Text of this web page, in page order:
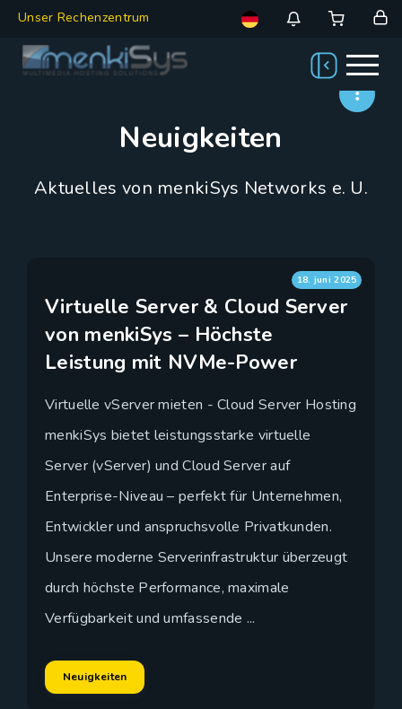
Unser Rechenzentrum
Neuigkeiten
Aktuelles von menkiSys Networks e. U.
18. juni 2025
Virtuelle Server & Cloud Server
von menkiSys – Höchste
Leistung mit NVMe-Power
Virtuelle vServer mieten - Cloud Server Hosting
menkiSys bietet leistungsstarke virtuelle
Server (vServer) und Cloud Server auf
Enterprise-Niveau – perfekt für Unternehmen,
Entwickler und anspruchsvolle Privatkunden.
Unsere moderne Serverinfrastruktur überzeugt
durch höchste Performance, maximale
Verfügbarkeit und umfassende ...
Neuigkeiten